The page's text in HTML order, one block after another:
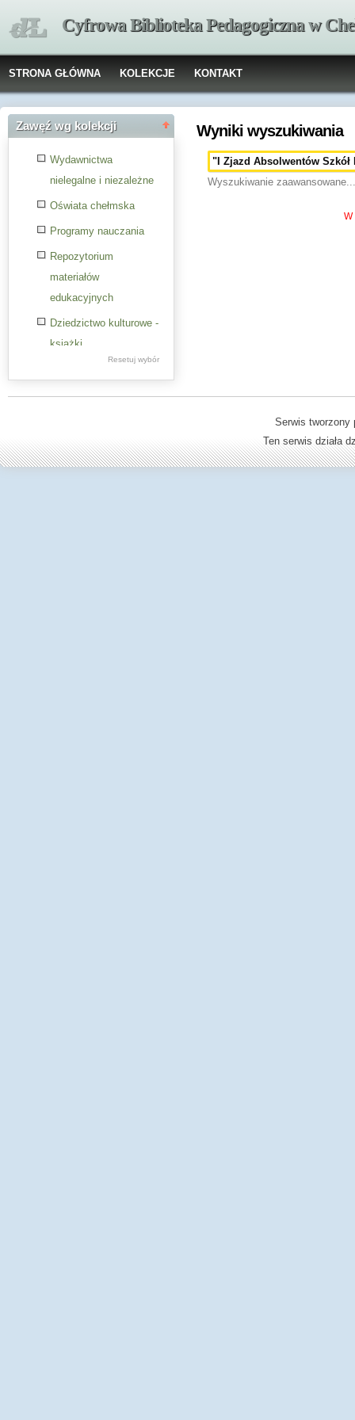
Cyfrowa Biblioteka Pedagogiczna w
STRONA GŁÓWNA KOLEKCJE KONTAKT
Zawęź wg kolekcji
Wydawnictwa
nielegalne i niezależne
Oświata chełmska
Programy nauczania
Repozytorium
materiałów
edukacyjnych
Dziedzictwo kulturowe -
książki
Resetuj wybór
Wyniki wyszukiwania
Wyszukiwanie zaawansowane...
W
Serwis
Ten serwis działa